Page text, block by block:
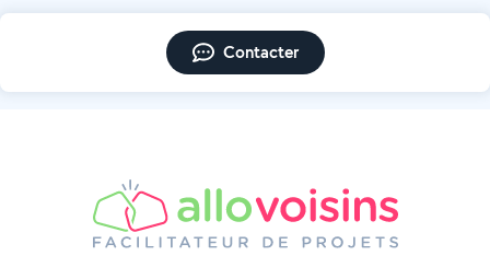
Contacter